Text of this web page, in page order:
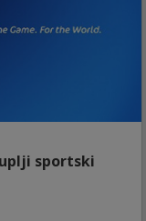
sportski